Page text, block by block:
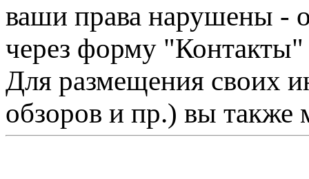
ваши права нарушены -
через форму "Контакты"
Для размещения своих
обзоров и пр.) вы также